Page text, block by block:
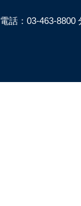
電話：03-463-8800